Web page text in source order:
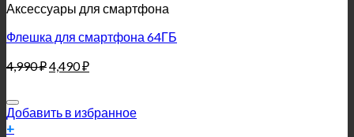
Аксессуары для смартфона
Флешка для смартфона 64ГБ
4,990₽4,490₽
Добавить в избранное
+